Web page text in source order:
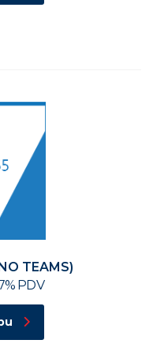
TEAMS)
PDV